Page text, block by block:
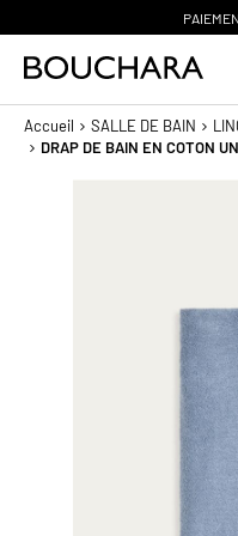
Accueil SALLE DE BAIN
DRAP DE BAIN EN COTON